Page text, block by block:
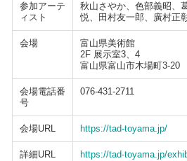
参加アーテ
ィスト
秋山さやか、色部義昭、
悦、田村友一郎、廣村正
会場
富山県美術館
2F 展示室3、4
富山県富山市木場町3-20
会場電話番
号
076-431-2711
会場URL https://tad-toyama.jp/
詳細URL https://tad-toyama.jp/